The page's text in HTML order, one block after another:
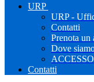
URP
URP -
Contatti
Prenota un
Dove
Contatti